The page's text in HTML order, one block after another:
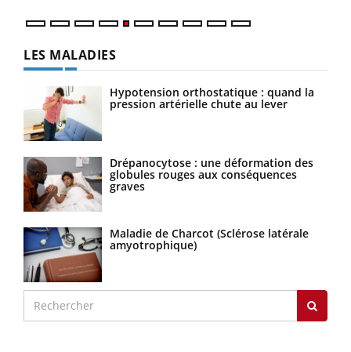
LES MALADIES
Hypotension orthostatique : quand la
pression artérielle chute au lever
Drépanocytose : une déformation des
globules rouges aux conséquences
graves
Maladie de Charcot (Sclérose latérale
amyotrophique)